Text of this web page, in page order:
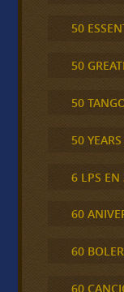
50
50
50
50
6 LPS EN
60
60
60